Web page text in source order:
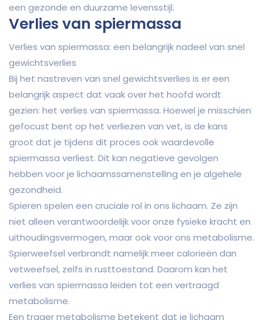
een gezonde en duurzame levensstijl.
Verlies van spiermassa
Verlies van spiermassa: een belangrijk nadeel van snel
gewichtsverlies
Bij het nastreven van snel gewichtsverlies is er een
belangrijk aspect dat vaak over het hoofd wordt
gezien: het verlies van spiermassa. Hoewel je misschien
gefocust bent op het verliezen van vet, is de kans
groot dat je tijdens dit proces ook waardevolle
spiermassa verliest. Dit kan negatieve gevolgen
hebben voor je lichaamssamenstelling en je algehele
gezondheid.
Spieren spelen een cruciale rol in ons lichaam. Ze zijn
niet alleen verantwoordelijk voor onze fysieke kracht en
uithoudingsvermogen, maar ook voor ons metabolisme.
Spierweefsel verbrandt namelijk meer calorieën dan
vetweefsel, zelfs in rusttoestand. Daarom kan het
verlies van spiermassa leiden tot een vertraagd
metabolisme.
Een trager metabolisme betekent dat je lichaam